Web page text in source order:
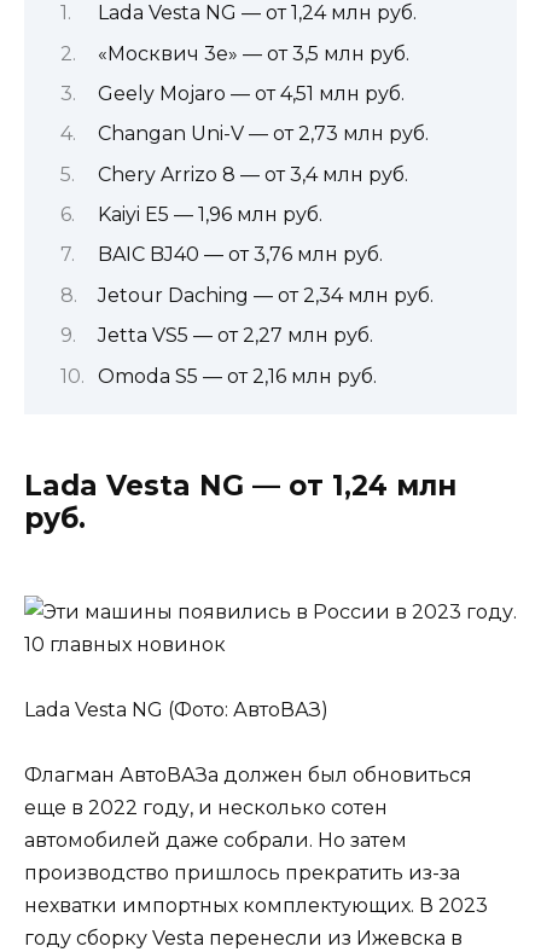
Lada Vesta NG — от 1,24 млн руб.
«Москвич 3е» — от 3,5 млн руб.
Geely Mojaro — от 4,51 млн руб.
Changan Uni-V — от 2,73 млн руб.
Chery Arrizo 8 — от 3,4 млн руб.
Kaiyi E5 — 1,96 млн руб.
BAIC BJ40 — от 3,76 млн руб.
Jetour Daching — от 2,34 млн руб.
Jetta VS5 — от 2,27 млн руб.
Omoda S5 — от 2,16 млн руб.
Lada Vesta NG — от 1,24 млн
руб.
Lada Vesta NG (Фото: АвтоВАЗ)
Флагман АвтоВАЗа должен был обновиться
еще в 2022 году, и несколько сотен
автомобилей даже собрали. Но затем
производство пришлось прекратить из-за
нехватки импортных комплектующих. В 2023
году сборку Vesta перенесли из Ижевска в